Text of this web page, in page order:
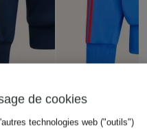
adidas Originals
de cookies
technologies web ("outils")